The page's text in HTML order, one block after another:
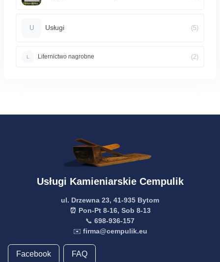
U Usługi (5)
L Liternictwo nagrobne (2)
Usługi Kamieniarskie Cempulik
ul. Drzewna 23, 41-935 Bytom
⏰ Pon-Pt 8-16, Sob 8-13
📞 698-936-157
✉️ firma@cempulik.eu
Facebook FAQ